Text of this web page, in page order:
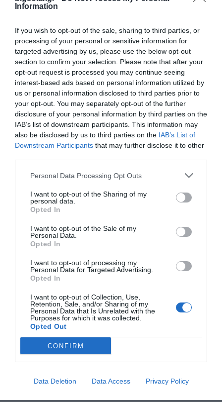
Information
If you wish to opt-out of the sale, sharing to third parties, or
processing of your personal or sensitive information for
targeted advertising by us, please use the below opt-out
section to confirm your selection. Please note that after your
opt-out request is processed you may continue seeing
interest-based ads based on personal information utilized by
us or personal information disclosed to third parties prior to
your opt-out. You may separately opt-out of the further
disclosure of your personal information by third parties on the
IAB’s list of downstream participants. This information may
also be disclosed by us to third parties on the IAB’s List of
Downstream Participants that may further disclose it to other
Personal Data Processing Opt Outs
I want to opt-out of the Sharing of my
personal data.
Opted In
I want to opt-out of the Sale of my
Personal Data.
Opted In
I want to opt-out of processing my
Personal Data for Targeted Advertising.
Opted In
I want to opt-out of Collection, Use,
Retention, Sale, and/or Sharing of my
Personal Data that Is Unrelated with the
Purposes for which it was collected.
Opted Out
CONFIRM
Data Deletion Data Access Privacy Policy
Όνομα* Εταιρεία*
Τηλέφωνο* Email*
Νομός* Πόλη*
Ταχ. Κωδ. Αντικείμενο Εταιρείας
Αποδέχομαι τους όρους και
τις προϋποθέσεις